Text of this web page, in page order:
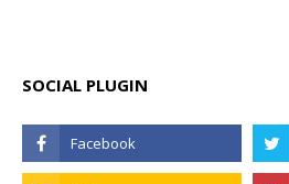
SOCIAL PLUGIN